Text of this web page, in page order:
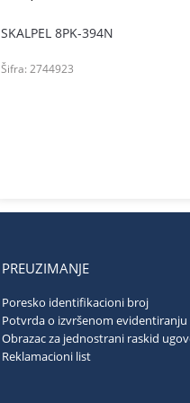
SKALPEL 8PK-394N
Šifra:2744923
PREUZIMANJE
Poresko identifikacioni broj
Potvrda o izvršenom evidentiranju
Obrazac za jednostrani raskid
Reklamacioni list